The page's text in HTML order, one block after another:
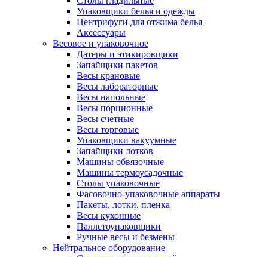
Упаковщики белья и одежды
Центрифуги для отжима белья
Аксессуары
Весовое и упаковочное
Датеры и этикировщики
Запайщики пакетов
Весы крановые
Весы лабораторные
Весы напольные
Весы порционные
Весы счетные
Весы торговые
Упаковщики вакуумные
Запайщики лотков
Машины обвязочные
Машины термоусадочные
Столы упаковочные
Фасовочно-упаковочные аппараты
Пакеты, лотки, пленка
Весы кухонные
Паллетоупаковщики
Ручные весы и безмены
Нейтральное оборудование